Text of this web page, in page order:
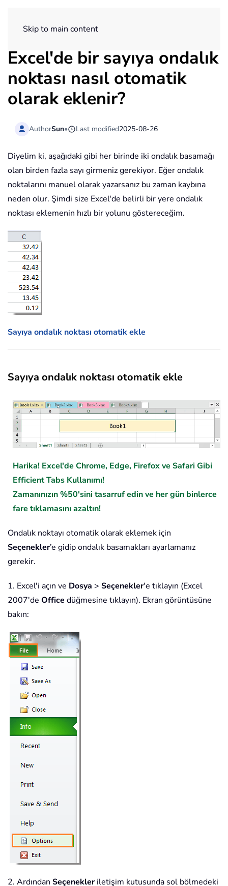
Skip to main content
Excel'de bir sayıya ondalık
noktası nasıl otomatik
olarak eklenir?
AuthorSun• Last modified2025-08-26
Diyelim ki, aşağıdaki gibi her birinde iki ondalık basamağı
olan birden fazla sayı girmeniz gerekiyor. Eğer ondalık
noktalarını manuel olarak yazarsanız bu zaman kaybına
neden olur. Şimdi size Excel'de belirli bir yere ondalık
noktası eklemenin hızlı bir yolunu göstereceğim.
Sayıya ondalık noktası otomatik ekle
Sayıya ondalık noktası otomatik ekle
Harika! Excel'de Chrome, Edge, Firefox ve Safari Gibi
Efficient Tabs Kullanımı!
Zamanınızın %50'sini tasarruf edin ve her gün binlerce
fare tıklamasını azaltın!
Ondalık noktayı otomatik olarak eklemek için
Seçenekler’e gidip ondalık basamakları ayarlamanız
gerekir.
1. Excel'i açın ve Dosya > Seçenekler'e tıklayın (Excel
2007'de Office düğmesine tıklayın). Ekran görüntüsüne
bakın:
2. Ardından Seçenekleriletişim kutusunda sol bölmedeki